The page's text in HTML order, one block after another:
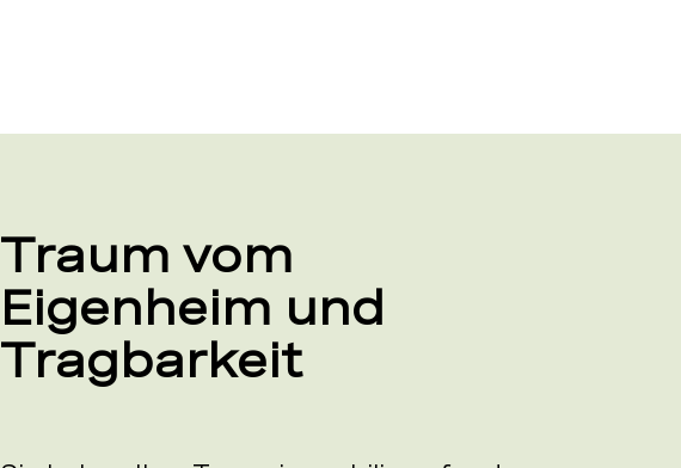
Traum vom
Eigenheim und
Tragbarkeit